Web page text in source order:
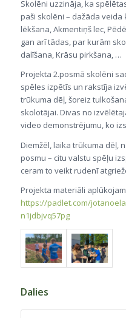
Skolēni uzzināja, ka
paši skolēni – dažāda
lēkšana, Akmentiņš lec,
gan arī tādas, par kurām
dalīšana, Krāsu pirkšana, …
Projekta 2.posmā skolēni
spēles izpētīs un rakstīja
trūkuma dēļ, šoreiz
skolotājai. Divas no
video demonstrējumu, ko
Diemžēl, laika trūkuma dēļ,
posmu – citu valstu spēļu
ceram to veikt rudenī
Projekta materiāli
https://padlet.com/
n1jdbjvq57pg
Dalies